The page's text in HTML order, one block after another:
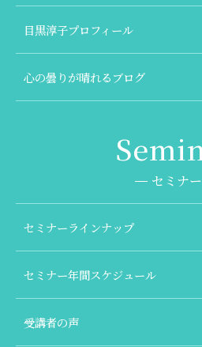
目黒淳子プロフィール
心の曇りが晴れるブログ
セミナー
セミナーラインナップ
セミナー年間スケジュール
受講者の声